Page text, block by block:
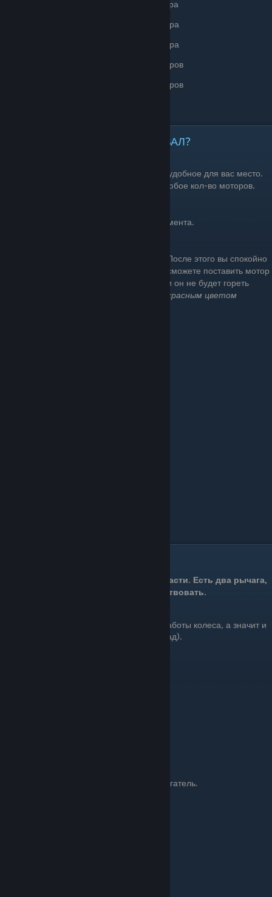
от 100 до 200 фундаментов = 2 мотора
от 200 до 300 фундаментов = 3 мотора
от 300 до 400 фундаментов = 4 мотора
от 400 до 500 фундаментов = 5 моторов
от 500 до 600 фундаментов = 6 моторов
Как установить МОТОР И ШТУРВАЛ?
Штурвал устанавливаем в любое удобное для вас место.
Вам хватит одного штурвала на любое кол-во моторов.
Для установки мотора вырубаем 3 фундамента.
После этого вы спокойно
сможете поставить мотор
и он не будет гореть
красным цветом
Мотор имеет три активные области. Есть два рычага,
с которыми можно взаимодействовать.
По центру - поменять направление работы колеса, а значит и
направление движения (вперед - назад).
Справа - включить или выключить двигатель.